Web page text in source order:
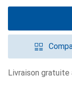
Livraison